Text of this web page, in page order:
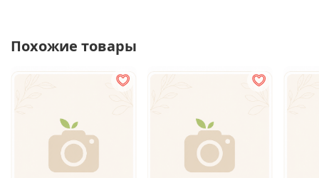
Похожие товары